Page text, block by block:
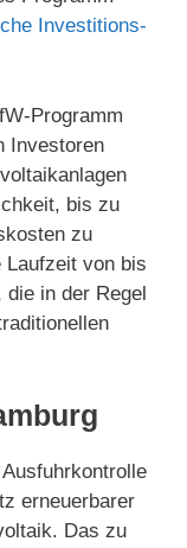
Investitions-
Programm
Investoren
bis zu
zu
Laufzeit von bis
die in der Regel
erneuerbarer
Das zu